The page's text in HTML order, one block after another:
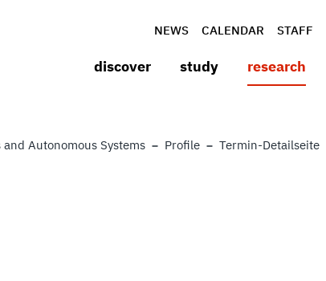
NEWS CALENDAR STAFF
discover study research
and Autonomous Systems Profile Termin-Detailseite